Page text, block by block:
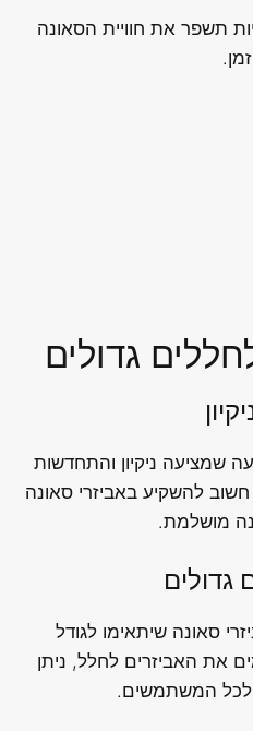
תשפר את חוויית הסאונה
גדולים
שמציעה ניקיון והתחדשות
להשקיע באביזרי סאונה
מושלמת.
גדולים
סאונה שיתאימו לגודל
את האביזרים לחלל, ניתן
לכל המשתמשים.